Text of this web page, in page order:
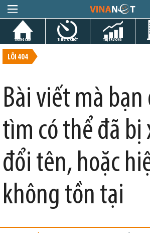
TRANG CHỦ TIN GIỜ CHÓT THỊ TRƯỜNG
LỖI 404
Bài viết mà bạn
tìm có thể đã bị
đổi tên, hoặc
không tồn tại